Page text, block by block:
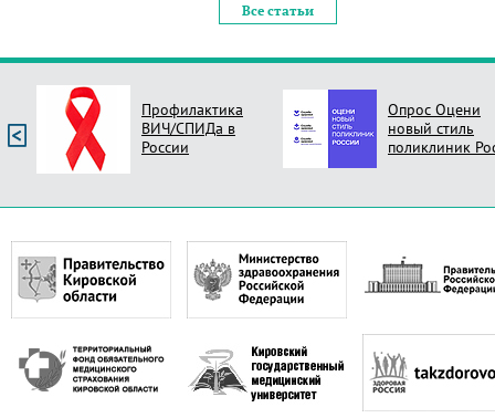
Все статьи
Профилактика
ВИЧ/СПИДа в
России
Опрос Оцени
новый стиль
поликлиник